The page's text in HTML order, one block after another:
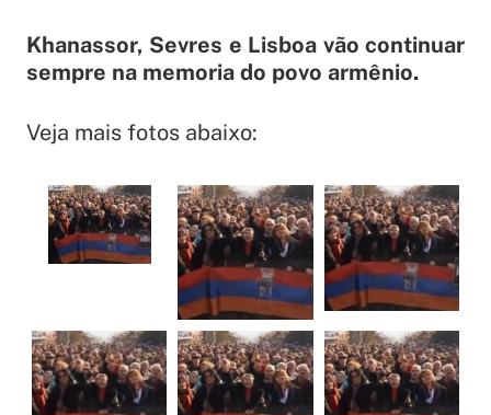
Khanassor, Sevres e Lisboa vão continuar
sempre na memoria do povo armênio.
Veja mais fotos abaixo: